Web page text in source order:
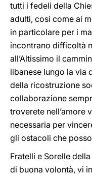
tutti i fedeli della
adulti, così come ai
in particolare per i
incontrano difficoltà
all’Altissimo il
libanese lungo la via
della ricostruzione
collaborazione
troverete nell’amore
necessaria per
gli ostacoli che
Fratelli e Sorelle
di buona volontà, vi